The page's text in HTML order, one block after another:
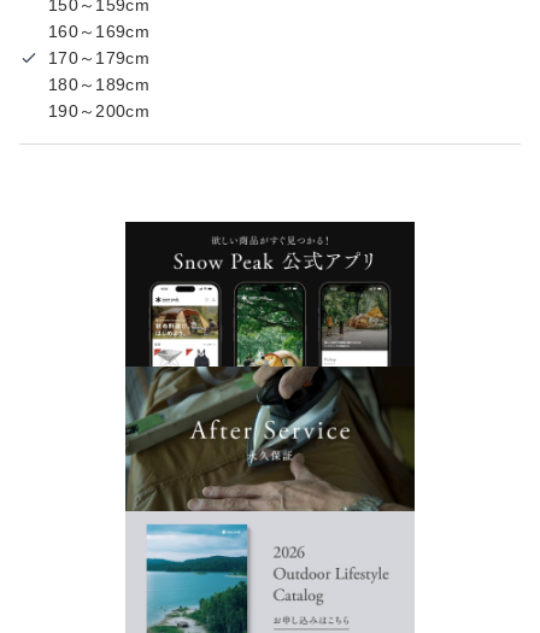
150～159cm
160～169cm
170～179cm
180～189cm
190～200cm